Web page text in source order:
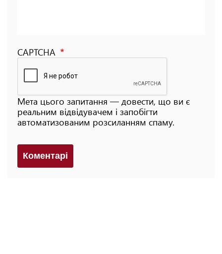
CAPTCHA
Мета цього запитання — довести, що ви є
реальним відвідувачем і запобігти
автоматизованим розсиланням спаму.
Коментарi